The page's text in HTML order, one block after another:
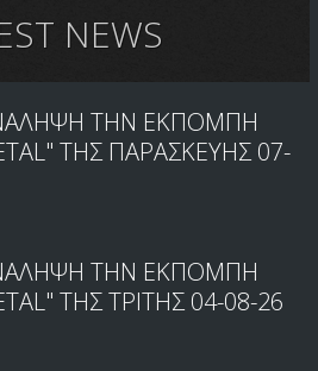
NEWS
ΤΗΝ ΕΚΠΟΜΠΗ
ΤΗΣ ΠΑΡΑΣΚΕΥΗΣ 07-
ΤΗΝ ΕΚΠΟΜΠΗ
ΤΗΣ ΤΡΙΤΗΣ 04-08-26